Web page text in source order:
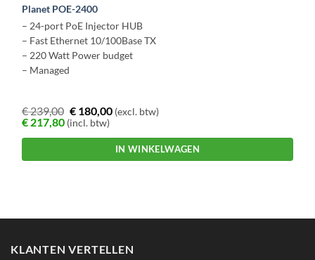
Planet POE-2400
– 24-port PoE Injector HUB
– Fast Ethernet 10/100Base TX
– 220 Watt Power budget
– Managed
€239,00 €180,00(excl. btw)
€ 217,80 (incl. btw)
IN WINKELWAGEN
KLANTEN VERTELLEN